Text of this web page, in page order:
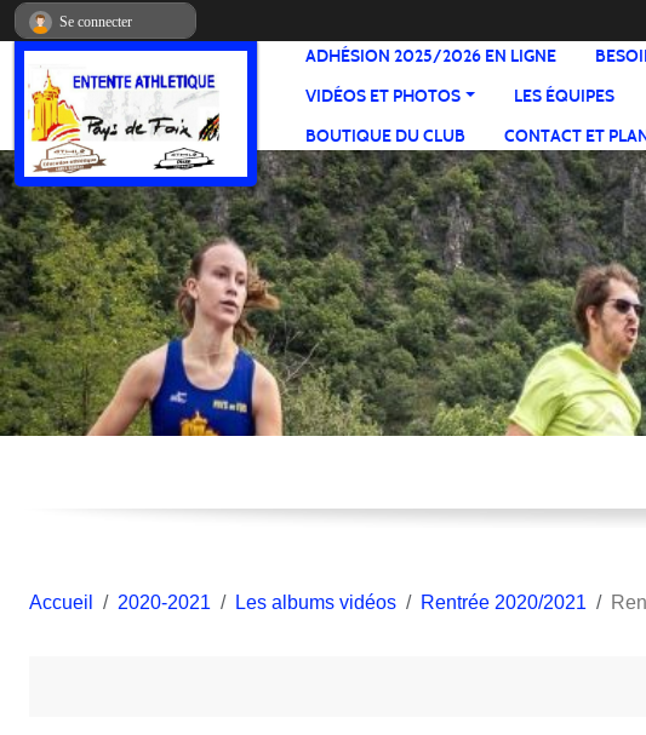
ADHÉSION 2025/2026 EN LIGNE
VIDÉOS ET PHOTOS
LES ÉQUIPES
BOUTIQUE DU CLUB
CONTACT ET
Accueil 2020-2021 Les albums vidéos Rentrée 2020/2021
Se connecter
Panneau de gestion des cookies